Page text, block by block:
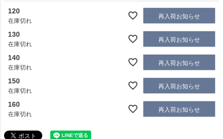
120
在庫切れ
再入荷お知らせ
130
在庫切れ
再入荷お知らせ
140
在庫切れ
再入荷お知らせ
150
在庫切れ
再入荷お知らせ
160
在庫切れ
再入荷お知らせ